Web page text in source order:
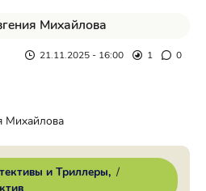
Михайлова
21.11.2025 - 16:00 1 0
и Триллеры /